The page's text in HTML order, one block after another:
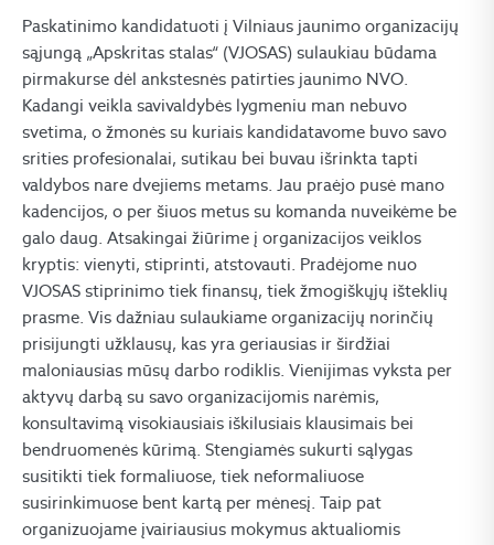
Paskatinimo kandidatuoti į Vilniaus jaunimo organizacijų
sąjungą „Apskritas stalas“ (VJOSAS) sulaukiau būdama
pirmakurse dėl ankstesnės patirties jaunimo NVO.
Kadangi veikla savivaldybės lygmeniu man nebuvo
svetima, o žmonės su kuriais kandidatavome buvo savo
srities profesionalai, sutikau bei buvau išrinkta tapti
valdybos nare dvejiems metams. Jau praėjo pusė mano
kadencijos, o per šiuos metus su komanda nuveikėme be
galo daug. Atsakingai žiūrime į organizacijos veiklos
kryptis: vienyti, stiprinti, atstovauti. Pradėjome nuo
VJOSAS stiprinimo tiek finansų, tiek žmogiškųjų išteklių
prasme. Vis dažniau sulaukiame organizacijų norinčių
prisijungti užklausų, kas yra geriausias ir širdžiai
maloniausias mūsų darbo rodiklis. Vienijimas vyksta per
aktyvų darbą su savo organizacijomis narėmis,
konsultavimą visokiausiais iškilusiais klausimais bei
bendruomenės kūrimą. Stengiamės sukurti sąlygas
susitikti tiek formaliuose, tiek neformaliuose
susirinkimuose bent kartą per mėnesį. Taip pat
organizuojame įvairiausius mokymus aktualiomis